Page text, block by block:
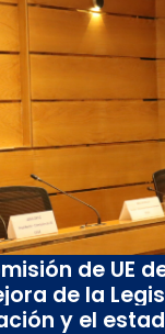
de UE
de la
y el